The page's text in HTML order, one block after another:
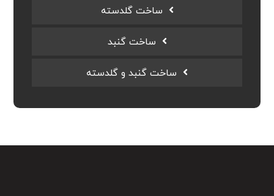
ساخت گلدسته
ساخت گنبد
ساخت گنبد و گلدسته